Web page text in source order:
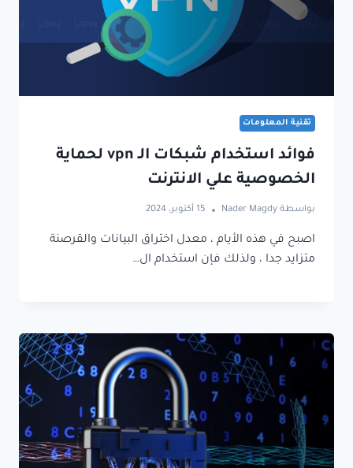
تقنية المعلومات
فوائد استخدام شبكات الـ vpn لحماية
الخصوصية علي الانترنت
بواسطة Nader Magdy 15 أكتوبر، 2024
اصبح في هذه الأيام ، معدل اختراق البيانات والقرصنة
متزايد جدا ، ولذلك فإن استخدام ال…